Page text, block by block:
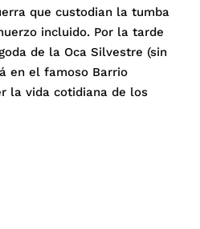
que custodian la tumba
incluido. Por la tarde
de la Oca Silvestre (sin
en el famoso Barrio
la vida cotidiana de los